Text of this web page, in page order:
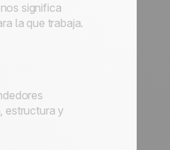
significa
la que trabaja.
estructura y